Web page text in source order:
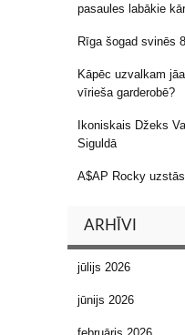
pasaules labākie
Rīga šogad svinēs
Kāpēc uzvalkam
vīrieša garderobē?
Ikoniskais Džeks
Siguldā
A$AP Rocky
ARHĪVI
jūlijs 2026
jūnijs 2026